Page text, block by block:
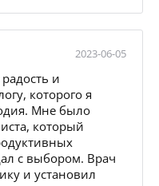
2023-06-05
и
которого я
Мне было
который
с выбором. Врач
и установил